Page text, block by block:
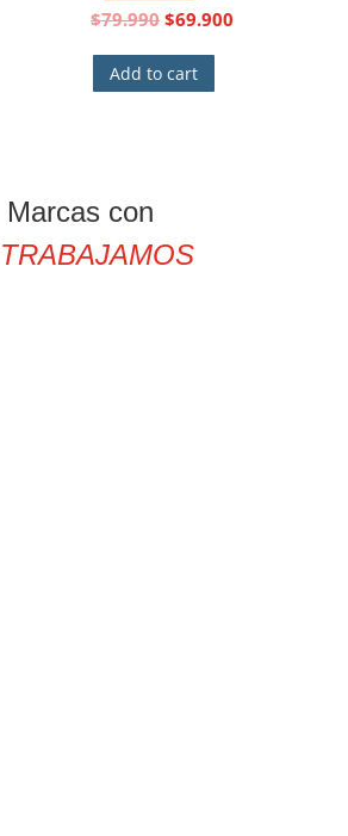
$79.990 $69.900
Add to cart
Marcas con